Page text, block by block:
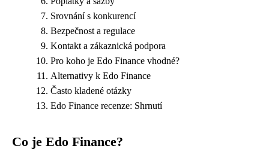
Srovnání s konkurencí
Bezpečnost a regulace
Kontakt a zákaznická podpora
Pro koho je Edo Finance vhodné?
Alternativy k Edo Finance
Často kladené otázky
Edo Finance recenze: Shrnutí
Co je Edo Finance?